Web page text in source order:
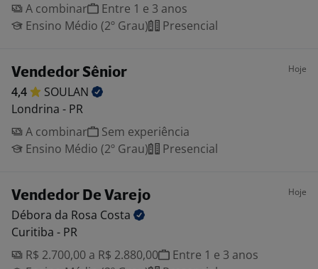
A combinar
Entre 1 e 3 anos
Ensino Médio (2º Grau)
Presencial
Vendedor Sênior Hoje
4,4
SOULAN
Londrina - PR
A combinar
Sem experiência
Ensino Médio (2º Grau)
Presencial
Vendedor De Varejo Hoje
Débora da Rosa Costa
Curitiba - PR
R$ 2.700,00 a R$ 2.880,00
Entre 1 e 3 anos